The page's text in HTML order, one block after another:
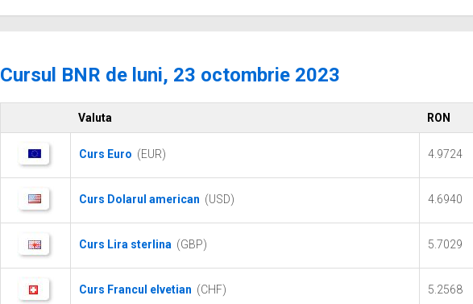
Cursul BNR de luni, 23 octombrie 2023
Valuta RON
Curs Euro (EUR) 4.9724
Curs Dolarul american (USD) 4.6940
Curs Lira sterlina (GBP) 5.7029
Curs Francul elvetian (CHF) 5.2568